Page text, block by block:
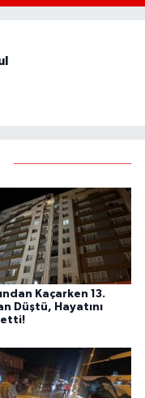
Kaçarken 13.
Düştü, Hayatını